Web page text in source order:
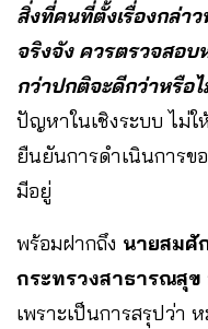
สิ่งที่คนที่ตั้งเรื่องกล่า
จริงจัง ควรตรวจสอ
กว่าปกติจะดีกว่าหรือ
ปัญหาในเชิงระบบ ไม่
ยืนยันการดำเนินการข
มีอยู่
พร้อมฝากถึง นายสมศั
กระทรวงสาธารณสุข
เพราะเป็นการสรุปว่า